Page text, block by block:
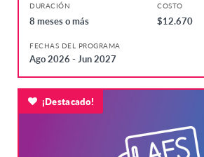
DURACIÓN
8 meses o más
COSTO
$12.670
FECHAS DEL PROGRAMA
Ago 2026 - Jun 2027
¡Destacado!